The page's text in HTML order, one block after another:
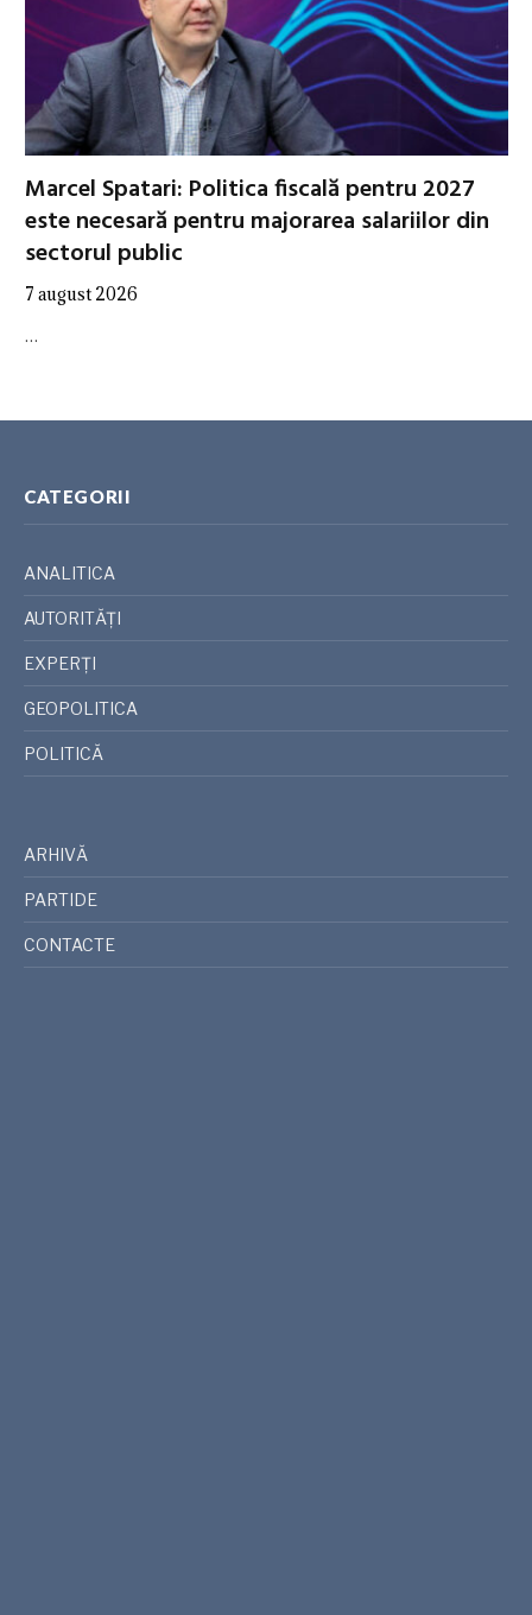
Marcel Spatari: Politica fiscală pentru 2027
este necesară pentru majorarea salariilor din
sectorul public
7 august 2026
…
CATEGORII
ANALITICA
AUTORITĂȚI
EXPERȚI
GEOPOLITICA
POLITICĂ
ARHIVĂ
PARTIDE
CONTACTE